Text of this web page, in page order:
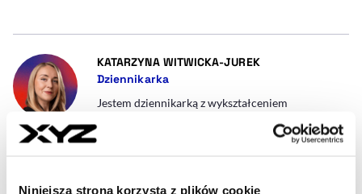
Niniejsza strona korzysta z plików cookie
KATARZYNA WITWICKA-JUREK- AUTOR
Dziennikarka
Jestem dziennikarką z wykształceniem
zawiłości prawa, głównie podatkowego.
Współpracowałam także z magazynem Forbes.